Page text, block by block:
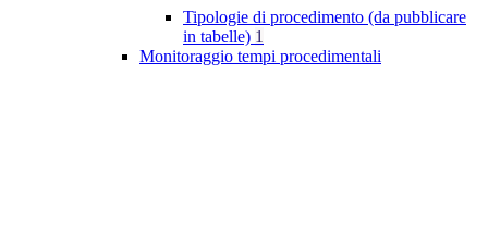
Tipologie di procedimento (da pubblicare
in tabelle) 1
Monitoraggio tempi procedimentali